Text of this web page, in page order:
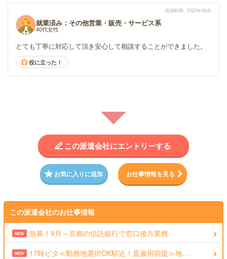
投稿時期 2023年06月
就業済み：その他営業・販売・サービス系
40代女性
とても丁寧に対応して頂き安心して相談することができました。
役に立った！
この派遣会社にエントリーする
お気に入りに追加 お仕事情報を見る
この派遣会社のお仕事情報
NEW 急募！9月～京都の信託銀行で窓口後方業務
NEW 17時ピタ≪勤務地選択OK駅近！直雇用前提≫地…